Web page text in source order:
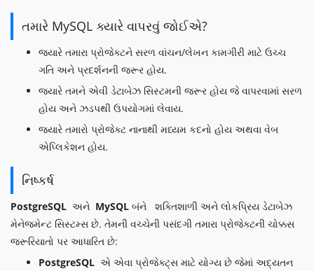
તમારે MySQL ક્યારે વાપરવું જોઈએ?
જ્યારે તમારા પ્રોજેક્ટને સરળ વાંચન/લેખન કામગીરી માટે ઉચ્ચ
ગતિ અને પ્રદર્શનની જરૂર હોય.
જ્યારે તમને એવી ડેટાબેઝ સિસ્ટમની જરૂર હોય જે વાપરવામાં સરળ
હોય અને ઝડપથી ઉપયોગમાં લેવાય.
જ્યારે તમારો પ્રોજેક્ટ નાનાથી મધ્યમ કદનો હોય અથવા વેબ
એપ્લિકેશન હોય.
નિષ્કર્ષ
PostgreSQL અને MySQL બંને શક્તિશાળી અને લોકપ્રિય ડેટાબેઝ
મેનેજમેન્ટ સિસ્ટમ્સ છે. તેમની વચ્ચેની પસંદગી તમારા પ્રોજેક્ટની ચોક્કસ
જરૂરિયાતો પર આધારિત છે:
PostgreSQL એ એવા પ્રોજેક્ટ્સ માટે યોગ્ય છે જેમાં અદ્યતન